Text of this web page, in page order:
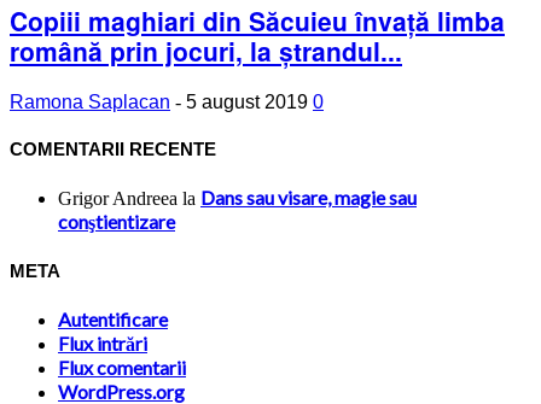
Copiii maghiari din Săcuieu învață limba
română prin jocuri, la ștrandul...
Ramona Saplacan - 5 august 2019 0
COMENTARII RECENTE
Grigor Andreea la Dans sau visare, magie sau
conştientizare
META
Autentificare
Flux intrări
Flux comentarii
WordPress.org